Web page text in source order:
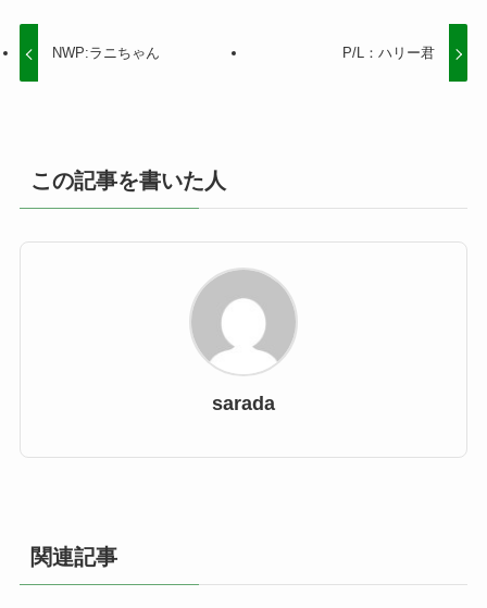
NWP:ラニちゃん P/L：ハリー君
この記事を書いた人
sarada
関連記事